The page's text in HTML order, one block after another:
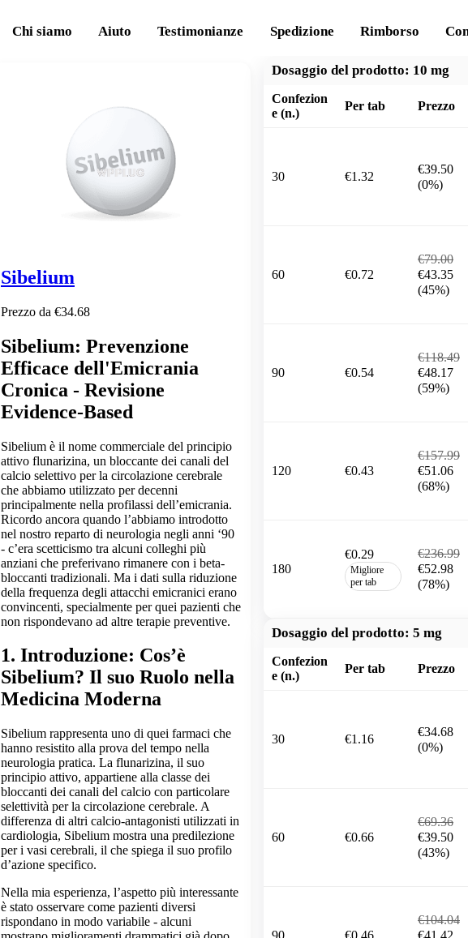
Chi siamo Aiuto Testimonianze Spedizione Rimborso
Sibelium
Prezzo da €34.68
Sibelium: Prevenzione
Efficace dell'Emicrania
Cronica - Revisione
Evidence-Based
Sibelium è il nome commerciale del principio
attivo flunarizina, un bloccante dei canali del
calcio selettivo per la circolazione cerebrale
che abbiamo utilizzato per decenni
principalmente nella profilassi dell’emicrania.
Ricordo ancora quando l’abbiamo introdotto
nel nostro reparto di neurologia negli anni ‘90
- c’era scetticismo tra alcuni colleghi più
anziani che preferivano rimanere con i beta-
bloccanti tradizionali. Ma i dati sulla riduzione
della frequenza degli attacchi emicranici erano
convincenti, specialmente per quei pazienti che
non rispondevano ad altre terapie preventive.
1. Introduzione: Cos’è
Sibelium? Il suo Ruolo nella
Medicina Moderna
Sibelium rappresenta uno di quei farmaci che
hanno resistito alla prova del tempo nella
neurologia pratica. La flunarizina, il suo
principio attivo, appartiene alla classe dei
bloccanti dei canali del calcio con particolare
selettività per la circolazione cerebrale. A
differenza di altri calcio-antagonisti utilizzati in
cardiologia, Sibelium mostra una predilezione
per i vasi cerebrali, il che spiega il suo profilo
d’azione specifico.
Nella mia esperienza, l’aspetto più interessante
è stato osservare come pazienti diversi
rispondano in modo variabile - alcuni
Dosaggio del prodotto: 10 mg
Confezion
e (n.)
Per tab Prezzo
30 €1.32
€39.50
(0%)
60 €0.72
€79.00
€43.35
(45%)
90 €0.54
€118.49
€48.17
(59%)
120 €0.43
€157.99
€51.06
(68%)
180
€0.29
Migliore
per tab
€236.99
€52.98
(78%)
Dosaggio del prodotto: 5 mg
Confezion
e (n.)
Per tab Prezzo
30 €1.16
€34.68
(0%)
60 €0.66
€69.36
€39.50
(43%)
90 €0.46
€104.04
€41.42